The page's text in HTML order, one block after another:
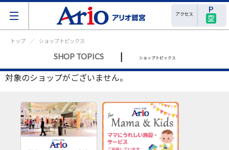
アクセス 空
トップ ショップトピックス
SHOP TOPICS | ショップトピックス
対象のショップがございません。